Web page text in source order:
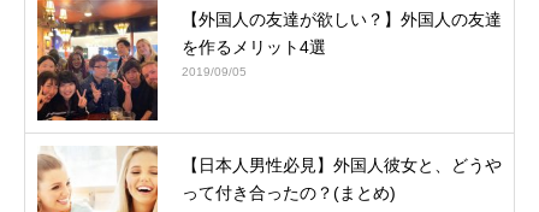
【外国人の友達が欲しい？】外国人の友達
を作るメリット4選
2019/09/05
【日本人男性必見】外国人彼女と、どうや
って付き合ったの？(まとめ)